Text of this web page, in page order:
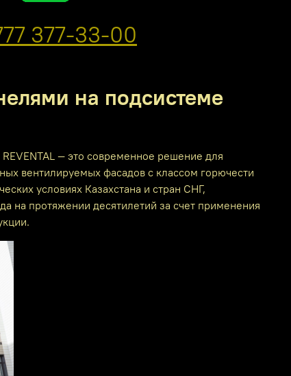
377-33-00
на подсистеме
— это современное решение для
вентилируемых фасадов с классом горючести
условиях Казахстана и стран СНГ,
на протяжении десятилетий за счет применения